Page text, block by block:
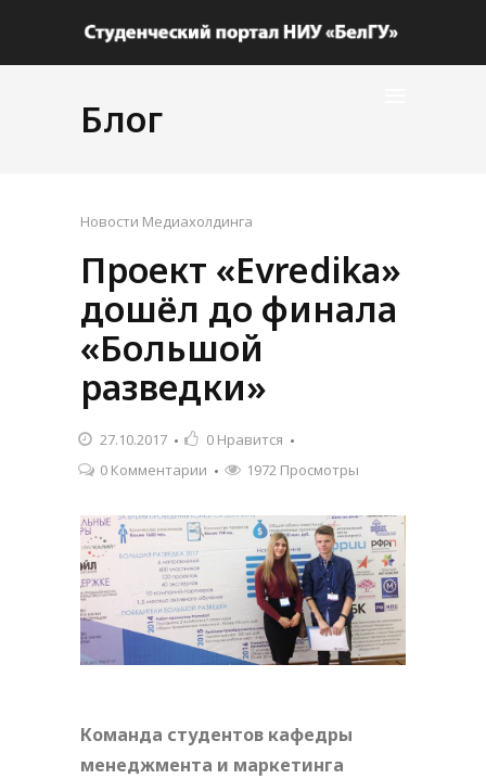
Блог
Новости Медиахолдинга
Проект «Evredika»
дошёл до финала
«Большой
разведки»
27.10.2017 0 Нравится
0 Комментарии
1972 Просмотры
Команда студентов кафедры
менеджмента и маркетинга